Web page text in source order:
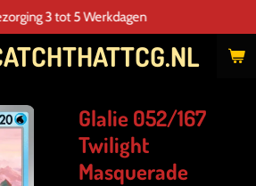
3 tot 5 Werkdagen
Glalie 052/167
Twilight
Masquerade